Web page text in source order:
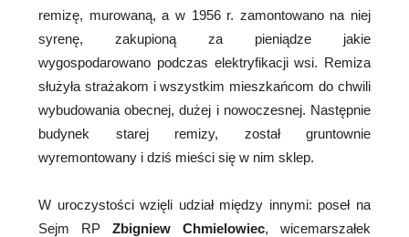
remizę, murowaną, a w 1956 r. zamontowano na niej
syrenę, zakupioną za pieniądze jakie
wygospodarowano podczas elektryfikacji wsi. Remiza
służyła strażakom i wszystkim mieszkańcom do chwili
wybudowania obecnej, dużej i nowoczesnej. Następnie
budynek starej remizy, został gruntownie
wyremontowany i dziś mieści się w nim sklep.
W uroczystości wzięli udział między innymi: poseł na
Sejm RP Zbigniew Chmielowiec, wicemarszałek